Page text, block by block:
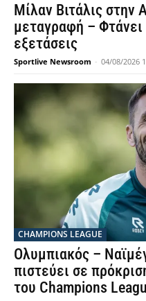
Μίλαν Βιτάλις
μεταγραφή – Φτάνει
εξετάσεις
Sportlive Newsroom - 04/08/2026
CHAMPIONS LEAGUE
Ολυμπιακός –
πιστεύει σε
του Champions